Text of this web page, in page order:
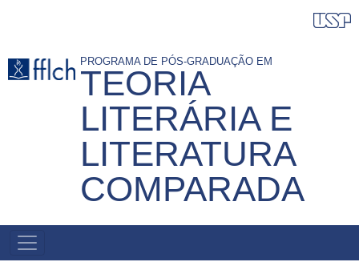
conteúdo
PROGRAMA DE PÓS-GRADUAÇÃO EM
TEORIA
LITERÁRIA E
LITERATURA
COMPARADA
NAVEGAÇÃO
PRINCIPAL